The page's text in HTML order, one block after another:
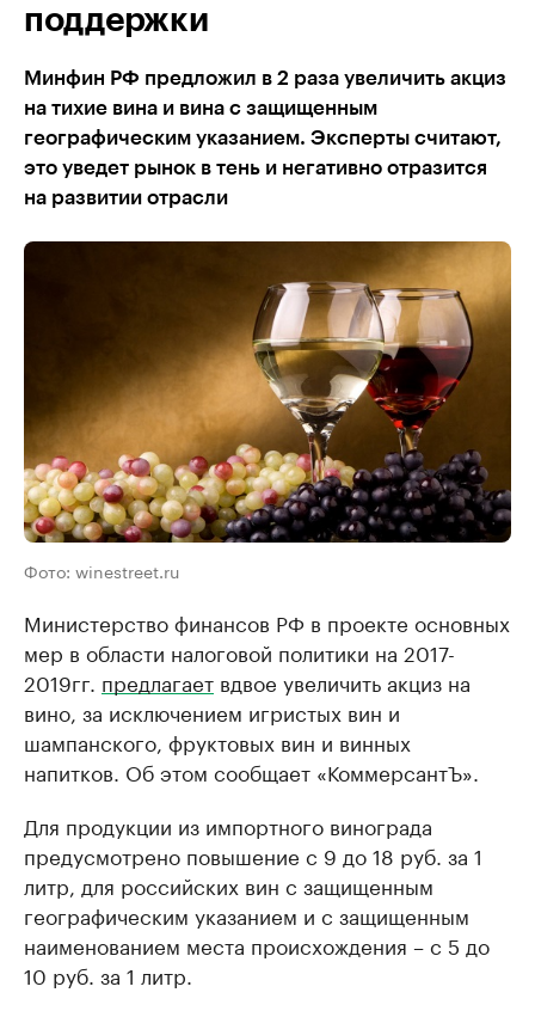
поддержки
Минфин РФ предложил в 2 раза увеличить акциз
на тихие вина и вина с защищенным
географическим указанием. Эксперты считают,
это уведет рынок в тень и негативно отразится
на развитии отрасли
Фото: winestreet.ru
Министерство финансов РФ в проекте основных
мер в области налоговой политики на 2017-
2019гг. предлагает вдвое увеличить акциз на
вино, за исключением игристых вин и
шампанского, фруктовых вин и винных
напитков. Об этом сообщает «КоммерсантЪ».
Для продукции из импортного винограда
предусмотрено повышение с 9 до 18 руб. за 1
литр, для российских вин с защищенным
географическим указанием и с защищенным
наименованием места происхождения – с 5 до
10 руб. за 1 литр.